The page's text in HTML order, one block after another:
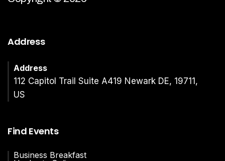
Address
Address
112 Capitol Trail Suite A419 Newark DE, 19711,
US
Find Events
Business Breakfast